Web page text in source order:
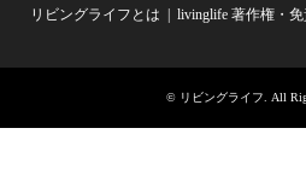
リビングライフとは livinglife 著作権・免
© リビングライフ . All